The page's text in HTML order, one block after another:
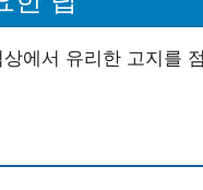
에서 유리한 고지를